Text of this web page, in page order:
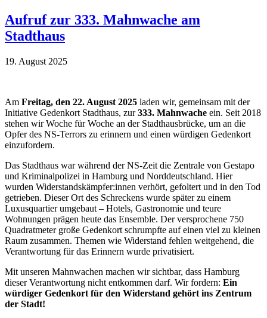
Aufruf zur 333. Mahnwache am
Stadthaus
19. August 2025
Am Freitag, den 22. August 2025 laden wir, gemeinsam mit der
Initiative Gedenkort Stadthaus, zur333. Mahnwache ein. Seit 2018
stehen wir Woche für Woche an der Stadthausbrücke, um an die
Opfer des NS-Terrors zu erinnern und einen würdigen Gedenkort
einzufordern.
Das Stadthaus war während der NS-Zeit die Zentrale von Gestapo
und Kriminalpolizei in Hamburg und Norddeutschland. Hier
wurden Widerstandskämpfer:innen verhört, gefoltert und in den Tod
getrieben. Dieser Ort des Schreckens wurde später zu einem
Luxusquartier umgebaut – Hotels, Gastronomie und teure
Wohnungen prägen heute das Ensemble. Der versprochene 750
Quadratmeter große Gedenkort schrumpfte auf einen viel zu kleinen
Raum zusammen. Themen wie Widerstand fehlen weitgehend, die
Verantwortung für das Erinnern wurde privatisiert.
Mit unseren Mahnwachen machen wir sichtbar, dass Hamburg
dieser Verantwortung nicht entkommen darf. Wir fordern: Ein
würdiger Gedenkort für den Widerstand gehört ins Zentrum
der Stadt!